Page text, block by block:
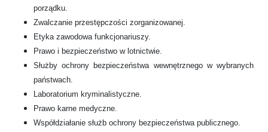
porządku.
Zwalczanie przestępczości zorganizowanej.
Etyka zawodowa funkcjonariuszy.
Prawo i bezpieczeństwo w lotnictwie.
Służby ochrony bezpieczeństwa wewnętrznego w wybranych
państwach.
Laboratorium kryminalistyczne.
Prawo karne medyczne.
Współdziałanie służb ochrony bezpieczeństwa publicznego.